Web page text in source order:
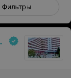
Фильтры